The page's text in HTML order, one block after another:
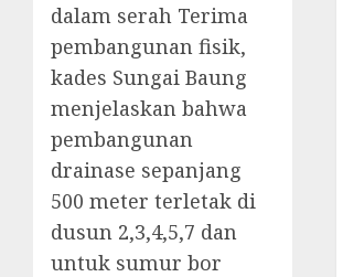
dalam serah Terima
pembangunan fisik,
kades Sungai Baung
menjelaskan bahwa
pembangunan
drainase sepanjang
500 meter terletak di
dusun 2,3,4,5,7 dan
untuk sumur bor